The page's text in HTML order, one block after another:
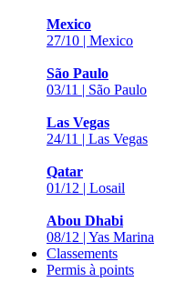
Mexico
27/10 | Mexico
São Paulo
03/11 | São Paulo
Las Vegas
24/11 | Las Vegas
Qatar
01/12 | Losail
Abou Dhabi
08/12 | Yas Marina
Classements
Permis à points